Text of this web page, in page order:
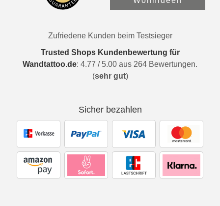
Zufriedene Kunden beim Testsieger
Trusted Shops Kundenbewertung für
Wandtattoo.de: 4.77 / 5.00 aus 264 Bewertungen.
(sehr gut)
Sicher bezahlen